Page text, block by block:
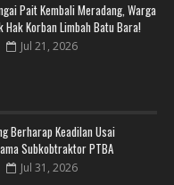
Pait Kembali Meradang, Warga
Korban Limbah Batu Bara!
Jul 21, 2026
Berharap Keadilan Usai
Subkobtraktor PTBA
Jul 31, 2026